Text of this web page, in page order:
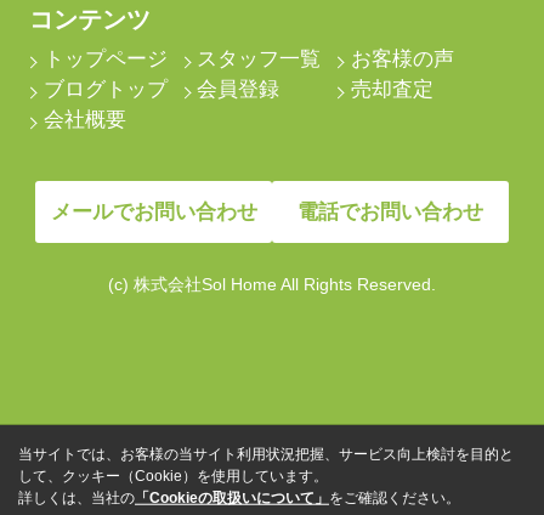
コンテンツ
トップページ スタッフ一覧
お客様の声
ブログトップ
会員登録
売却査定
会社概要
メールでお問い合わせ 電話でお問い合わせ
(c) 株式会社Sol Home All Rights Reserved.
当サイトでは、お客様の当サイト利用状況把握、サービス向上検討を目的と
して、クッキー（Cookie）を使用しています。
詳しくは、当社の 「Cookieの取扱いについて」 をご確認ください。